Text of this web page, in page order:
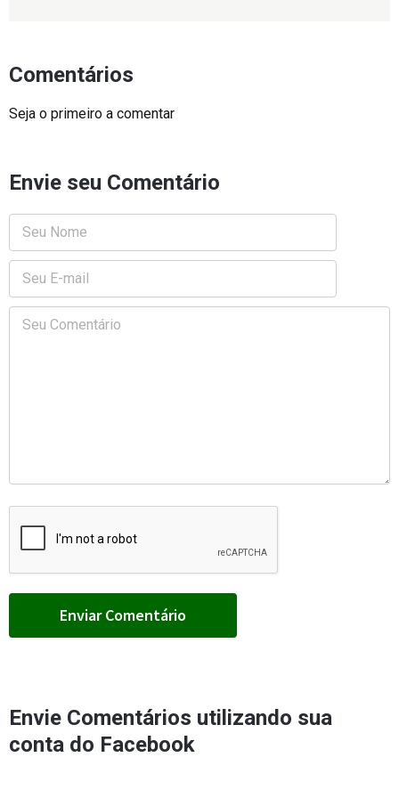
Comentários
Seja o primeiro a comentar
Envie seu Comentário
Envie Comentários utilizando sua
conta do Facebook